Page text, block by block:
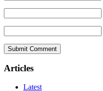
Articles
Latest